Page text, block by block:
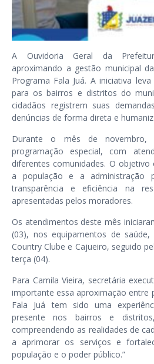
A Ouvidoria Geral da
aproximando a gestão municipal
Programa Fala Juá. A iniciativa
para os bairros e distritos do
cidadãos registrem suas
denúncias de forma direta e
Durante o mês de
programação especial, com
diferentes comunidades. O
a população e a administração
transparência e eficiência na
apresentadas pelos moradores.
Os atendimentos deste mês
(03), nos equipamentos de
Country Clube e Cajueiro, seguido
terça (04).
Para Camila Vieira, secretária
importante essa aproximação entre
Fala Juá tem sido uma
presente nos bairros e
compreendendo as realidades de
a aprimorar os serviços e
população e o poder público.”